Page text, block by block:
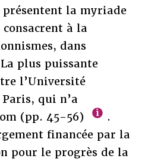
présentent la myriade
à la
dans
plus puissante
l’Université
qui n’a
(pp. 45-56)
.
financée par la
pour le progrès de la